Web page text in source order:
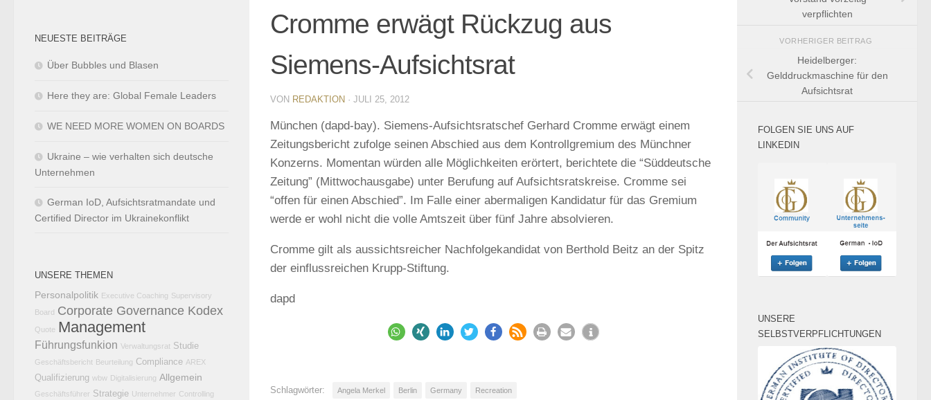
Cromme erwägt Rückzug aus
Siemens-Aufsichtsrat
VON REDAKTION · JULI 25, 2012
München (dapd-bay). Siemens-Aufsichtsratschef Gerhard Cromme erwägt einem
Zeitungsbericht zufolge seinen Abschied aus dem Kontrollgremium des Münchner
Konzerns. Momentan würden alle Möglichkeiten erörtert, berichtete die “Süddeutsche
Zeitung” (Mittwochausgabe) unter Berufung auf Aufsichtsratskreise. Cromme sei
“offen für einen Abschied”. Im Falle einer abermaligen Kandidatur für das Gremium
werde er wohl nicht die volle Amtszeit über fünf Jahre absolvieren.
Cromme gilt als aussichtsreicher Nachfolgekandidat von Berthold Beitz an der Spitz
der einflussreichen Krupp-Stiftung.
dapd
Schlagwörter: Angela Merkel Berlin Germany Recreation
NEUESTE BEITRÄGE
Über Bubbles und Blasen
Here they are: Global Female Leaders
WE NEED MORE WOMEN ON BOARDS
Ukraine – wie verhalten sich deutsche
Unternehmen
German IoD, Aufsichtsratmandate und
Certified Director im Ukrainekonflikt
UNSERE THEMEN
Personalpolitik Executive Coaching Supervisory
Board Corporate Governance Kodex
Quote Management
Führungsfunkion Verwaltungsrat Studie
Geschäftsbericht Beurteilung Compliance AREX
Qualifizierung wbw Digitalisierung Allgemein
Geschäftsführer Strategie Unternehmer Controlling
verpflichten
VORHERIGER BEITRAG
Heidelberger:
Gelddruckmaschine für den
Aufsichtsrat
FOLGEN SIE UNS AUF
LINKEDIN
UNSERE
SELBSTVERPFLICHTUNGEN